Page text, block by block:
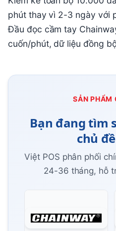
phút thay vì 2-3 ngày với
Đầu đọc cầm tay
cuốn/phút, dữ liệu đồng
SẢN PHẨM
Bạn đang tìm
chủ
Việt POS phân phối
24-36 tháng, hỗ